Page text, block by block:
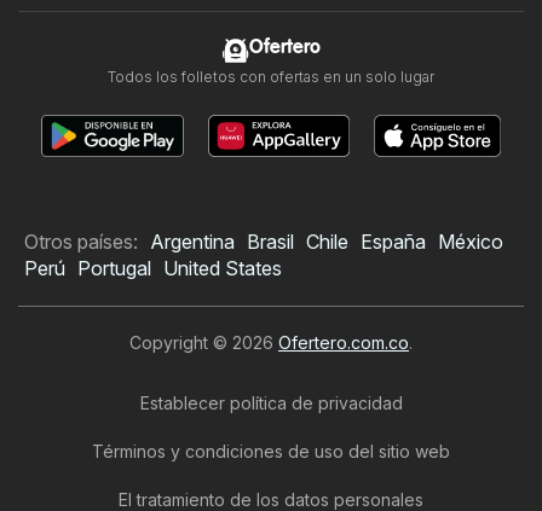
Ofertero
Todos los folletos con ofertas en un solo lugar
Otros países: Argentina Brasil Chile España México
Perú Portugal United States
Copyright © 2026 Ofertero.com.co.
Establecer política de privacidad
Términos y condiciones de uso del sitio web
El tratamiento de los datos personales